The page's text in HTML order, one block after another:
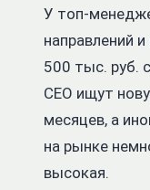
У топ-
направлений
500 тыс. руб.
CEO ищут
месяцев, а
на рынке
высокая.